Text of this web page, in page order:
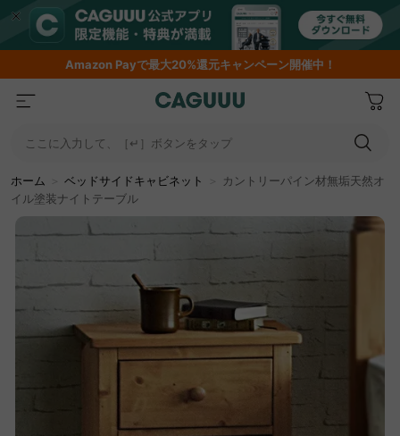
AmazonPayで最大20%還元キャンペーン開催中！
ここに入力して、［↵］ボタンをタップ
ホーム ベッドサイドキャビネット
カントリーパイン材無垢天然オ
イル塗装ナイトテーブル